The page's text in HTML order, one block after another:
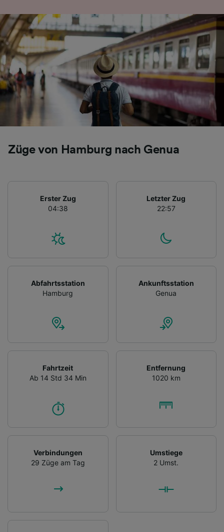
Züge von Hamburg nach Genua
Erster Zug
04:38
Letzter Zug
22:57
Abfahrtsstation
Hamburg
Ankunftsstation
Genua
Fahrtzeit
Ab 14 Std 34 Min
Entfernung
1020 km
Verbindungen
29 Züge am Tag
Umstiege
2 Umst.
Verwendung genauer Standortdaten.
Endgeräteeigenschaften zur Identifikation
aktiv abfragen. Speichern von oder Zugriff auf
Informationen auf einem Endgerät.
Personalisierte Werbung und Inhalte, Messung
von Werbeleistung und der Performance von
Inhalten, Zielgruppenforschung sowie
Entwicklung und Verbesserung von
Angeboten.
Liste der Partner (Lieferanten)